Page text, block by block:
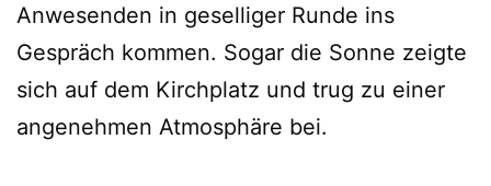
Anwesenden in geselliger Runde ins
Gespräch kommen. Sogar die Sonne zeigte
sich auf dem Kirchplatz und trug zu einer
angenehmen Atmosphäre bei.